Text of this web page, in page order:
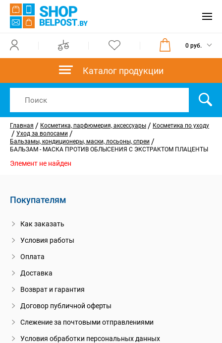
0 руб.
Каталог продукции
Главная / Косметика, парфюмерия, аксессуары / Косметика по уходу
/ Уход за волосами /
Бальзамы, кондиционеры, маски, лосьоны, спреи /
БАЛЬЗАМ - МАСКА ПРОТИВ ОБЛЫСЕНИЯ С ЭКСТРАКТОМ ПЛАЦЕНТЫ
Элемент не найден
Покупателям
Как заказать
Условия работы
Оплата
Доставка
Возврат и гарантия
Договор публичной оферты
Слежение за почтовыми отправлениями
Условия обработки персональных данных